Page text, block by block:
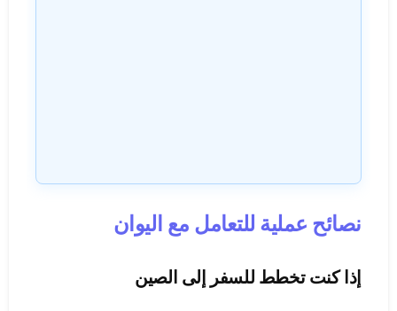
نصائح عملية للتعامل مع اليوان
إذا كنت تخطط للسفر إلى الصين